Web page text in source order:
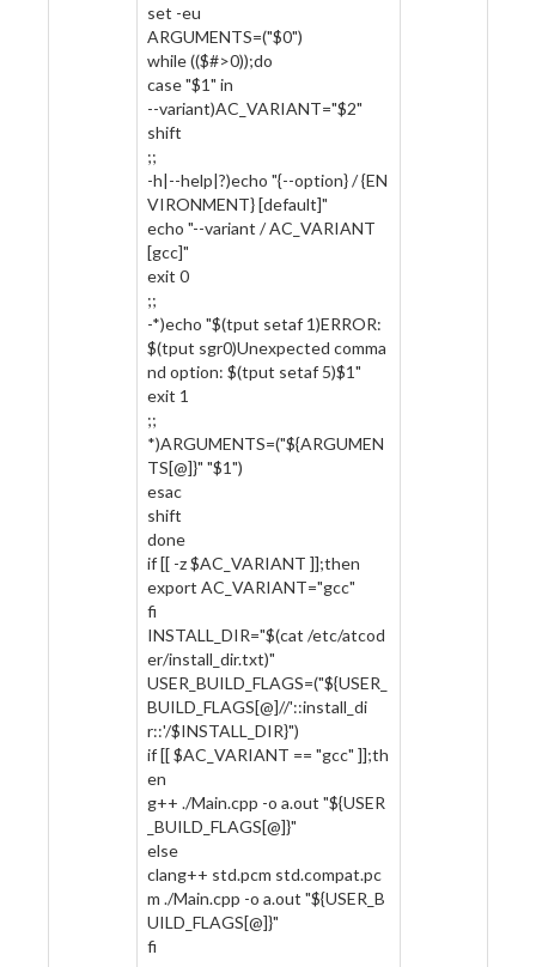
set -eu
ARGUMENTS=("$0")
while (($#>0));do
case "$1" in
--variant)AC_VARIANT="$2"
shift
;;
-h|--help|?)echo "{--option} / {EN
VIRONMENT} [default]"
echo "--variant / AC_VARIANT
[gcc]"
exit 0
;;
-*)echo "$(tput setaf 1)ERROR:
$(tput sgr0)Unexpected comma
nd option: $(tput setaf 5)$1"
exit 1
;;
*)ARGUMENTS=("${ARGUMEN
TS[@]}" "$1")
esac
shift
done
if [[ -z $AC_VARIANT ]];then
export AC_VARIANT="gcc"
fi
INSTALL_DIR="$(cat /etc/atcod
er/install_dir.txt)"
USER_BUILD_FLAGS=("${USER_
BUILD_FLAGS[@]//'::install_di
r::'/$INSTALL_DIR}")
if [[ $AC_VARIANT == "gcc" ]];th
en
g++ ./Main.cpp -o a.out "${USER
_BUILD_FLAGS[@]}"
else
clang++ std.pcm std.compat.pc
m ./Main.cpp -o a.out "${USER_B
UILD_FLAGS[@]}"
fi